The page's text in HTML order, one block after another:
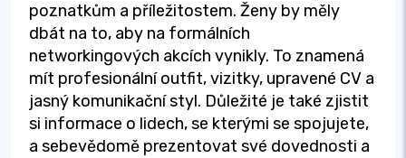
poznatkům a příležitostem. Ženy by měly
dbát na to, aby na formálních
networkingových akcích vynikly. To znamená
mít profesionální outfit, vizitky, upravené CV a
jasný komunikační styl. Důležité je také zjistit
si informace o lidech, se kterými se spojujete,
a sebevědomě prezentovat své dovednosti a